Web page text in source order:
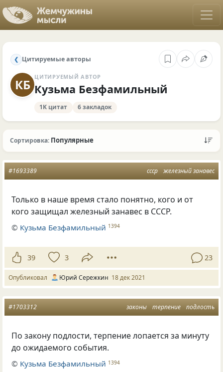
❮ Цитируемые авторы
КБ ЦИТИРУЕМЫЙ АВТОР
Кузьма Безфамильный
1K цитат 6 закладок
Сортировка: Популярные
ссср железный занавес
#1693389
Только в наше время стало понятно, кого и от
кого защищал железный занавес в СССР.
© Кузьма Безфамильный 1394
39 3 23
Опубликовал Юрий Сережкин 18 дек 2021
законы терпение подлость
#1703312
По закону подлости, терпение лопается за минуту
до ожидаемого события.
© Кузьма Безфамильный 1394